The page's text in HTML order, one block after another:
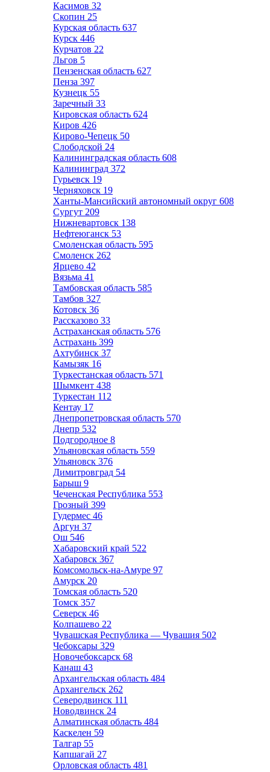
Касимов 32
Скопин 25
Курская область 637
Курск 446
Курчатов 22
Льгов 5
Пензенская область 627
Пенза 397
Кузнецк 55
Заречный 33
Кировская область 624
Киров 426
Кирово-Чепецк 50
Слободской 24
Калининградская область 608
Калининград 372
Гурьевск 19
Черняховск 19
Ханты-Мансийский автономный округ 608
Сургут 209
Нижневартовск 138
Нефтеюганск 53
Смоленская область 595
Смоленск 262
Ярцево 42
Вязьма 41
Тамбовская область 585
Тамбов 327
Котовск 36
Рассказово 33
Астраханская область 576
Астрахань 399
Ахтубинск 37
Камызяк 16
Туркестанская область 571
Шымкент 438
Туркестан 112
Кентау 17
Днепропетровская область 570
Днепр 532
Подгородное 8
Ульяновская область 559
Ульяновск 376
Димитровград 54
Барыш 9
Чеченская Республика 553
Грозный 399
Гудермес 46
Аргун 37
Ош 546
Хабаровский край 522
Хабаровск 367
Комсомольск-на-Амуре 97
Амурск 20
Томская область 520
Томск 357
Северск 46
Колпашево 22
Чувашская Республика — Чувашия 502
Чебоксары 329
Новочебоксарск 68
Канаш 43
Архангельская область 484
Архангельск 262
Северодвинск 111
Новодвинск 24
Алматинская область 484
Каскелен 59
Талгар 55
Капшагай 27
Орловская область 481